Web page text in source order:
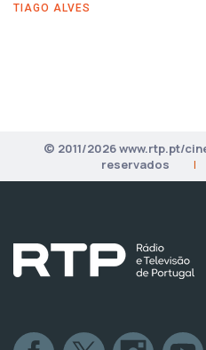
TIAGO ALVES
© 2011/2026 www.rtp.pt/
reservados
|